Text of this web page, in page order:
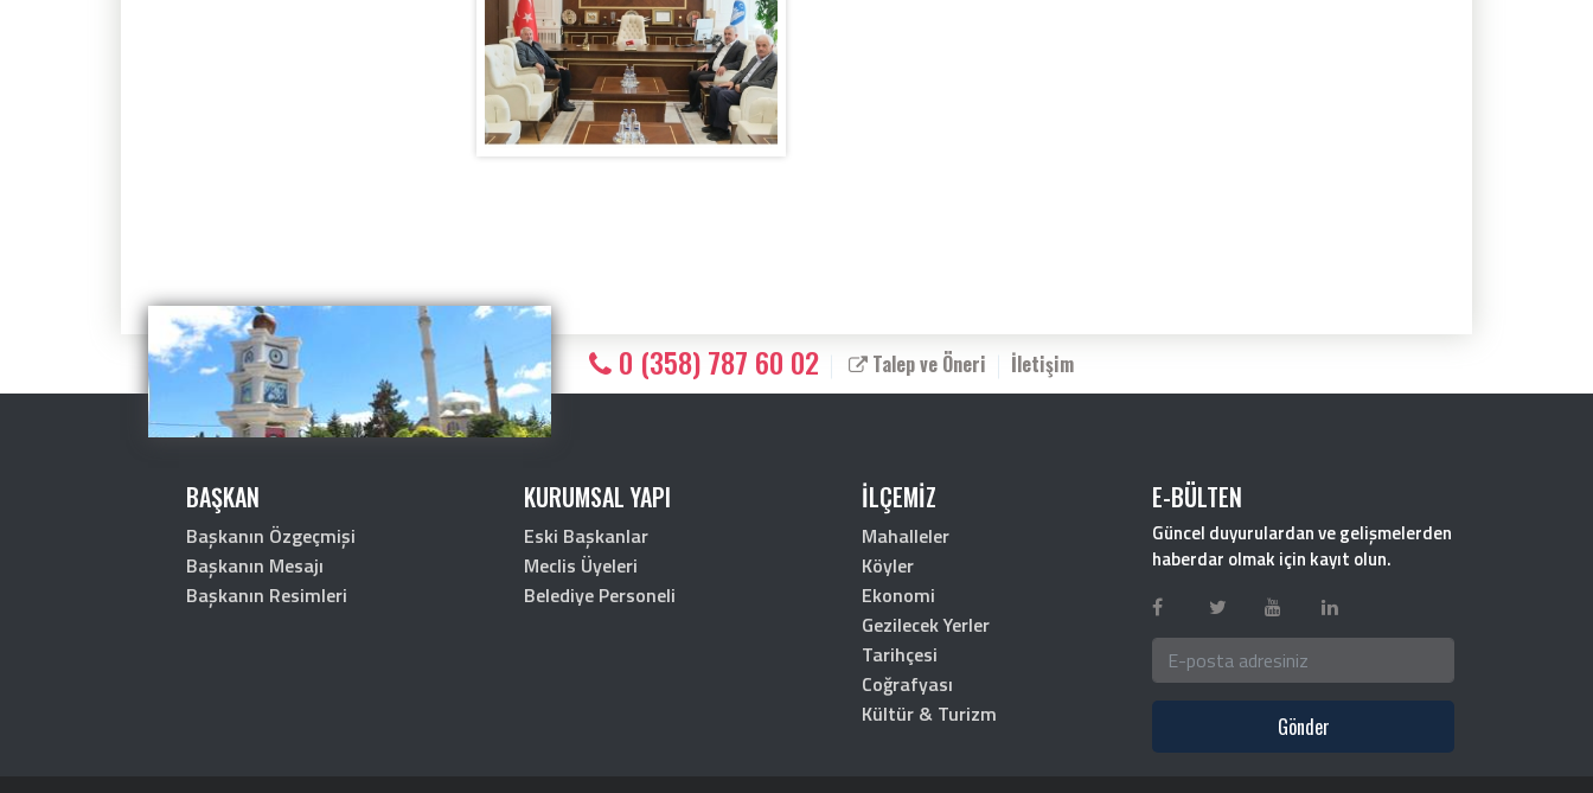
0 (358) 787 60 02 Talep ve Öneri İletişim
BAŞKAN
Başkanın Özgeçmişi
Başkanın Mesajı
Başkanın Resimleri
KURUMSAL YAPI
Eski Başkanlar
Meclis Üyeleri
Belediye Personeli
İLÇEMİZ
Mahalleler
Köyler
Ekonomi
Gezilecek Yerler
Tarihçesi
Coğrafyası
Kültür & Turizm
E-BÜLTEN
Güncel duyurulardan ve gelişmelerden
haberdar olmak için kayıt olun.
Gönder